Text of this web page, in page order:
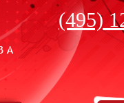
(495)